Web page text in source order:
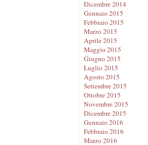
Dicembre 2014
Gennaio 2015
Febbraio 2015
Marzo 2015
Aprile 2015
Maggio 2015
Giugno 2015
Luglio 2015
Agosto 2015
Settembre 2015
Ottobre 2015
Novembre 2015
Dicembre 2015
Gennaio 2016
Febbraio 2016
Marzo 2016